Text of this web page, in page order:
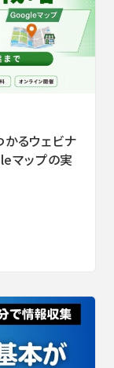
るウェビナ
マップの実